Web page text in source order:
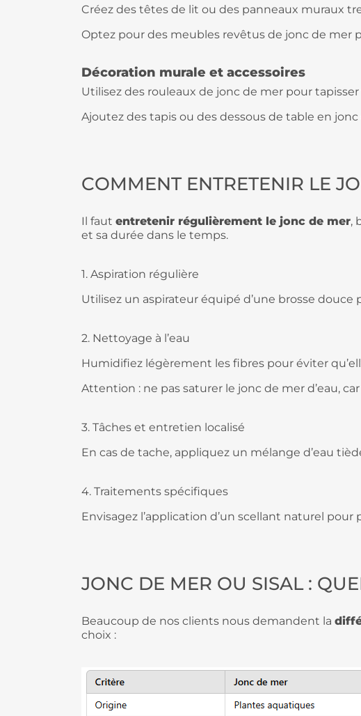
Créez des têtes de lit ou des panneaux muraux
Optez pour des meubles revêtus de jonc de mer
Décoration murale et accessoires
Utilisez des rouleaux de jonc de mer pour tapisser
Ajoutez des tapis ou des dessous de table en
COMMENT ENTRETENIR LE
Il faut entretenir régulièrement le jonc de mer,
et sa durée dans le temps.
1. Aspiration régulière
Utilisez un aspirateur équipé d’une brosse
2. Nettoyage à l’eau
Humidifiez légèrement les fibres pour éviter
Attention : ne pas saturer le jonc de mer d’eau,
3. Tâches et entretien localisé
En cas de tache, appliquez un mélange d’eau
4. Traitements spécifiques
Envisagez l’application d’un scellant naturel
JONC DE MER OU SISAL :
Beaucoup de nos clients nous demandent la
choix :